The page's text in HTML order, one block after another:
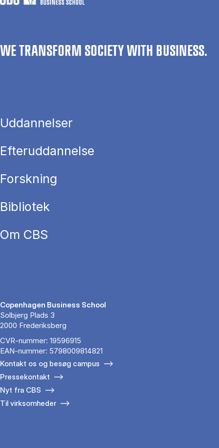
WE TRANSFORM SOCIETY WITH BUSINESS.
Uddannelser
Efteruddannelse
Forskning
Bibliotek
Om CBS
Copenhagen Business School
Solbjerg Plads 3
2000 Frederiksberg
CVR-nummer: 19596915
EAN-nummer: 5798009814821
Kontakt os og besøg campus
Pressekontakt
Nyt fra CBS
Til virksomheder